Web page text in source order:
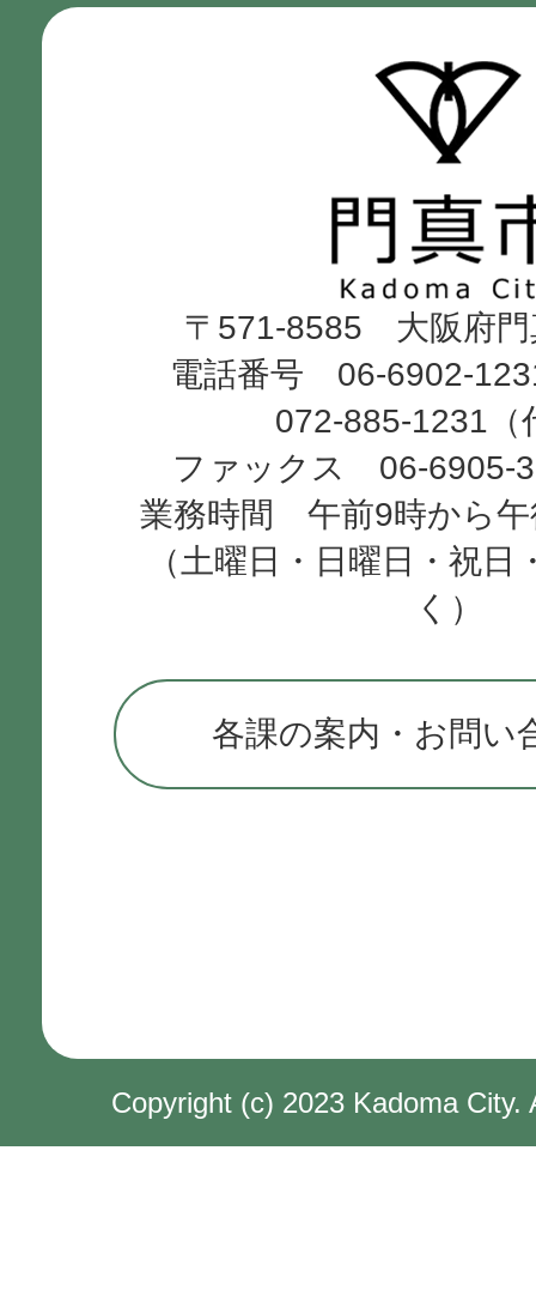
市
Kadoma
City
〒571-8585 大阪府門
電話番号 06-6902-
072-885-1231（
ファックス 06-6905-
業務時間 午前9時から午
（土曜日・日曜日・祝日
く）
各課の案内・お問い
Copyright (c) 2023 Kadoma City.